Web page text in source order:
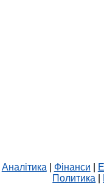
Аналітика Фінанси
Политика